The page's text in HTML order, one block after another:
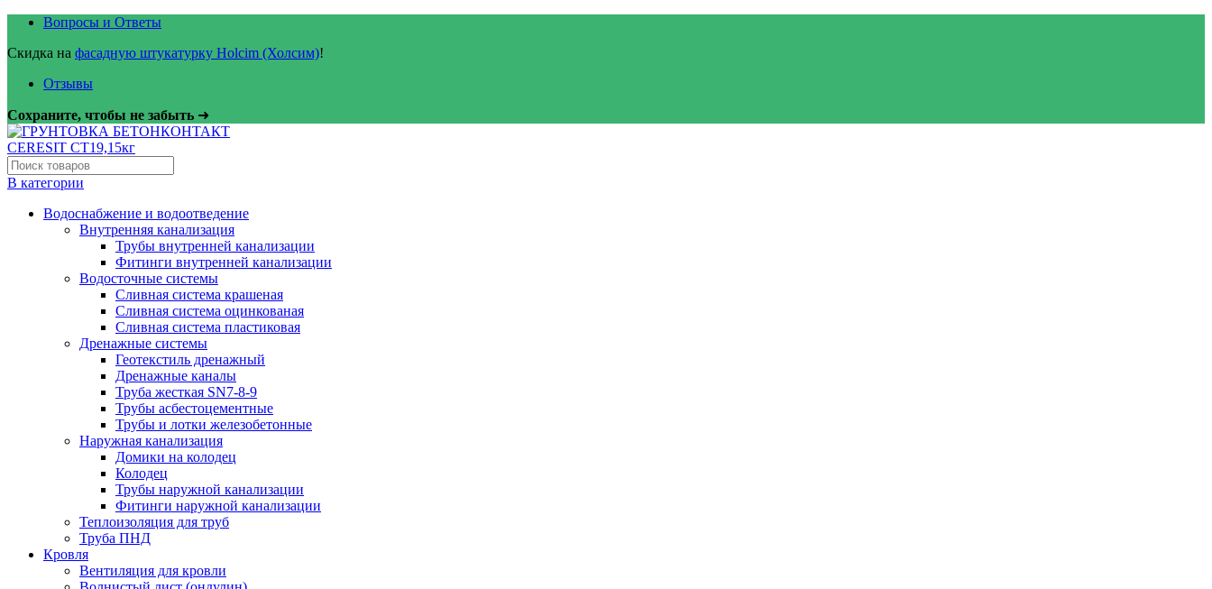
Вопросы и Ответы
Скидка на фасадную штукатурку Holcim (Холсим)!
Отзывы
Сохраните, чтобы не забыть ➜
В категории
Водоснабжение и водоотведение
Внутренняя канализация
Трубы внутренней канализации
Фитинги внутренней канализации
Водосточные системы
Сливная система крашеная
Сливная система оцинкованая
Сливная система пластиковая
Дренажные системы
Геотекстиль дренажный
Дренажные каналы
Труба жесткая SN7-8-9
Трубы асбестоцементные
Трубы и лотки железобетонные
Наружная канализация
Домики на колодец
Колодец
Трубы наружной канализации
Фитинги наружной канализации
Теплоизоляция для труб
Труба ПНД
Кровля
Вентиляция для кровли